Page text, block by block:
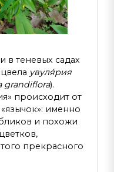
в теневых садах
увуля́рия
grandiflora).
происходит от
именно
и похожи
прекрасного